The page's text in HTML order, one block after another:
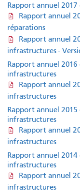
Rapport annuel 2017
Rapport annuel
réparations
Rapport annuel
infrastructures -
Rapport annuel 2016
infrastructures
Rapport annuel
infrastructures
Rapport annuel 2015
infrastructures
Rapport annuel
infrastructures
Rapport annuel 2014
infrastructures
Rapport annuel
infrastructures